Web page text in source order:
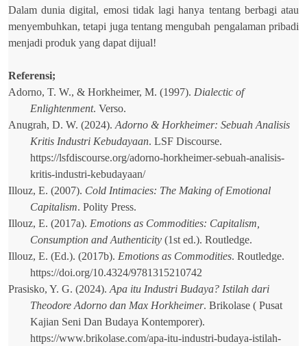
Dalam dunia digital, emosi tidak lagi hanya tentang berbagi atau
menyembuhkan, tetapi juga tentang mengubah pengalaman pribadi
menjadi produk yang dapat dijual!
Referensi;
Adorno, T. W., & Horkheimer, M. (1997). Dialectic of
Enlightenment. Verso.
Anugrah, D. W. (2024). Adorno & Horkheimer: Sebuah Analisis
Kritis Industri Kebudayaan. LSF Discourse.
https://lsfdiscourse.org/adorno-horkheimer-sebuah-analisis-
kritis-industri-kebudayaan/
Illouz, E. (2007). Cold Intimacies: The Making of Emotional
Capitalism. Polity Press.
Illouz, E. (2017a). Emotions as Commodities: Capitalism,
Consumption and Authenticity(1st ed.). Routledge.
Illouz, E. (Ed.). (2017b). Emotions as Commodities. Routledge.
https://doi.org/10.4324/9781315210742
Prasisko, Y. G. (2024). Apa itu Industri Budaya? Istilah dari
Theodore Adorno dan Max Horkheimer. Brikolase ( Pusat
Kajian Seni Dan Budaya Kontemporer).
https://www.brikolase.com/apa-itu-industri-budaya-istilah-